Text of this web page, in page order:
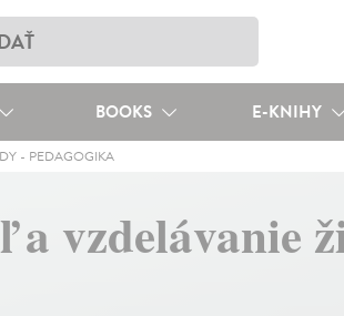
BOOKS E-KNIHY
- PEDAGOGIKA
a vzdelávanie